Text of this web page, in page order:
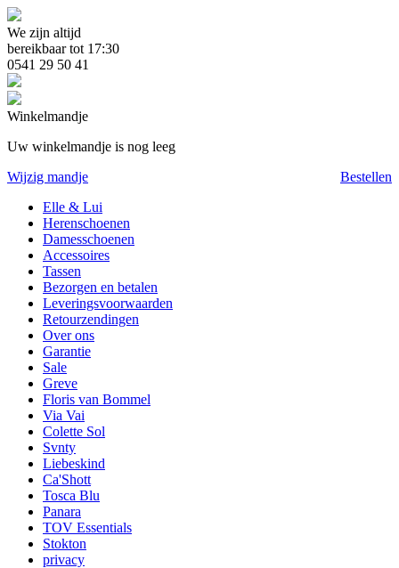
We zijn altijd
bereikbaar tot 17:30
0541 29 50 41
Winkelmandje
Uw winkelmandje is nog leeg
Wijzig mandje
Bestellen
Elle & Lui
Herenschoenen
Damesschoenen
Accessoires
Tassen
Bezorgen en betalen
Leveringsvoorwaarden
Retourzendingen
Over ons
Garantie
Sale
Greve
Floris van Bommel
Via Vai
Colette Sol
Svnty
Liebeskind
Ca'Shott
Tosca Blu
Panara
TOV Essentials
Stokton
privacy